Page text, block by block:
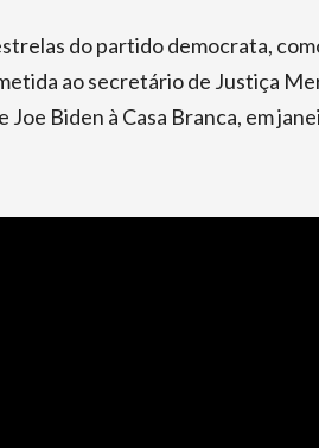
do partido democrata,
ao secretário de Justiça
Joe Biden à Casa Branca, em